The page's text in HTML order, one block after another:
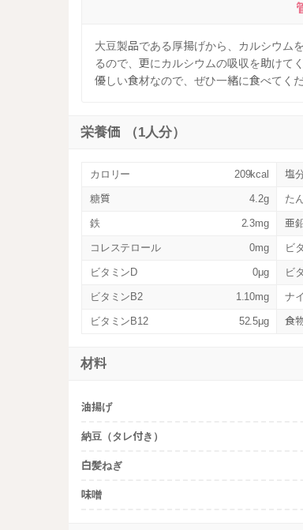
大豆製品である厚揚げから、カルシウム
るので、更にカルシウムの吸収を助けて
優しい食材なので、ぜひ一緒に食べてくだ
栄養価 （1人分）
カロリー 209kcal 塩
糖質 4.2g た
鉄 2.3mg 亜
コレステロール 0mg ビ
ビタミンD 0μg ビ
ビタミンB2 1.10mg ナ
ビタミンB12 52.5μg 食
材料
油揚げ
納豆（タレ付き）
白髪ねぎ
味噌